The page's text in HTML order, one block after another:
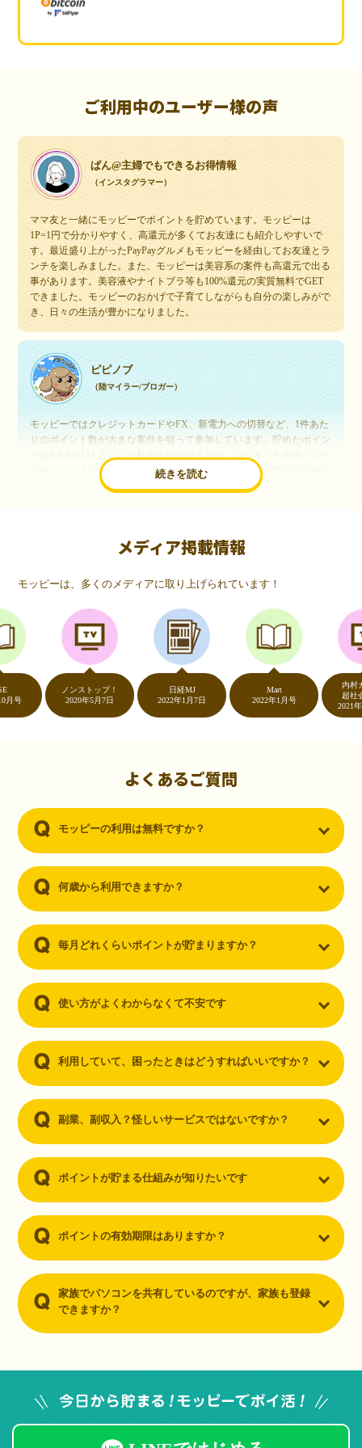
ご利用中のユーザー様の声
ぱん@主婦でもできるお得情報
（インスタグラマー）
ママ友と一緒にモッピーでポイントを貯めています。モッピーは
1P=1円で分かりやすく、高還元が多くてお友達にも紹介しやすいで
す。最近盛り上がったPayPayグルメもモッピーを経由してお友達とラ
ンチを楽しみました。また、モッピーは美容系の案件も高還元で出る
事があります。美容液やナイトブラ等も100%還元の実質無料でGET
できました。モッピーのおかげで子育てしながらも自分の楽しみがで
き、日々の生活が豊かになりました。
続きを読む
ピピノブ
（陸マイラー/ブロガー）
モッピーではクレジットカードやFX、新電力への切替など、1件あた
りのポイント数が大きな案件を狙って参加しています。貯めたポイン
交換しています。このようにすることで、ほぼ無料で年数回の国内旅
行や海外旅行を実現しています。モッピーは陸マイラーや旅行好きに
いつものネットショッピングが、モッピーでお得
（20代・女性）
友達に勧められてモッピーをはじめました。空いた時間にスマホで買
い物をすることが多いのですが、モッピーを経由するだけでショップ
のポイントとモッピーのポイントが二重で貯まることを知り、ビック
リ…！いつものネットショッピングをモッピーを経由するだけでポイ
ントが貯まるなんて…もっと早く教えてほしかった～！貯まったポイ
ントはギフト券に交換して、プチ贅沢を楽しんでます♪
（30代・男性）
ーを知りました。クレジットカードを発行するだけでポイントが貯ま
るならと無料登録して、クレジットカードの発行やアプリダウンロー
メディア掲載情報
モッピーは、多くのメディアに取り上げられています！
ノンストップ！
2020年5月7日
日経MJ
2022年1月7日
2022年1月号
内村カレ
超社会科
2021年11月
よくあるご質問
モッピーの利用は無料ですか？
何歳から利用できますか？
毎月どれくらいポイントが貯まりますか？
使い方がよくわからなくて不安です
利用していて、困ったときはどうすればいいですか？
副業、副収入？怪しいサービスではないですか？
ポイントが貯まる仕組みが知りたいです
ポイントの有効期限はありますか？
家族でパソコンを共有しているのですが、家族も登録
できますか？